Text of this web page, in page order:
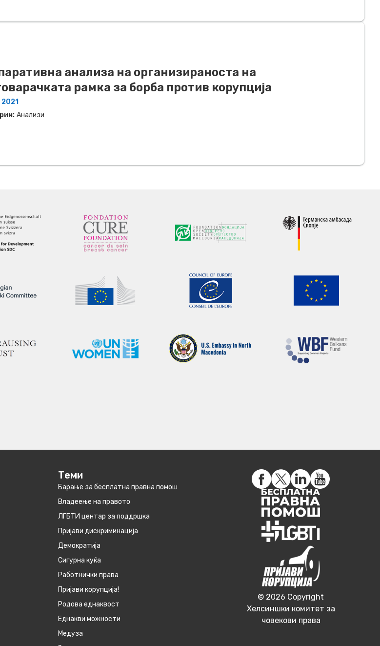
анализа на организираноста на
рамка за борба против корупција
Анализи
Теми
Барање за бесплатна правна помош
Владеење на правото
ЛГБТИ центар за поддршка
Пријави дискриминација
Демократија
Сигурна куќа
Работнички права
Пријави корупција!
Родова еднаквост
Eднакви можности
Медуза
© 2026 Copyright
Хелсиншки комитет за
човекови права